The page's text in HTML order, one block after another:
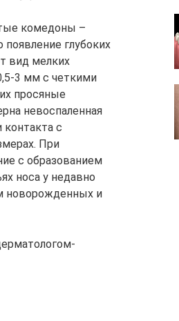
комедоны –
глубоких
вид мелких
3 мм с четкими
просяные
невоспаленная
контакта с
При
с образованием
носа у недавно
новорожденных и